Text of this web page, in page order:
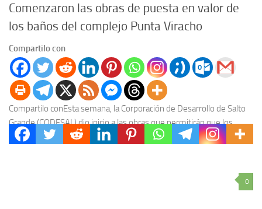
Comenzaron las obras de puesta en valor de
los baños del complejo Punta Viracho
Compartilo con
Compartilo conEsta semana, la Corporación de Desarrollo de Salto
Grande (CODESAL) dio inicio a las obras que permitirán que los
usuarios de las termas y...
0